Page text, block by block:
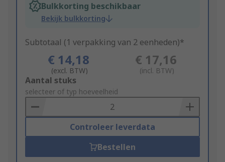
Bulkkorting beschikbaar
Bekijk bulkkorting
Subtotaal (1 verpakking van 2 eenheden)*
€ 14,18
(excl. BTW)
€ 17,16
(incl. BTW)
Add
to
Basket
Aantal stuks
selecteer of typ hoeveelheid
Controleer leverdata
Bestellen